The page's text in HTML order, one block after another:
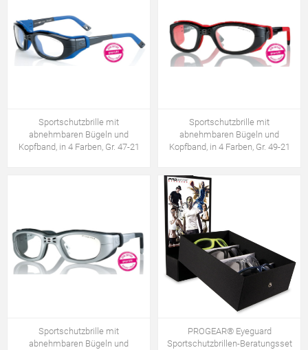
Sportschutzbrille mit
abnehmbaren Bügeln und
Kopfband, in 4 Farben, Gr. 47-21
Sportschutzbrille mit
abnehmbaren Bügeln und
Kopfband, in 4 Farben, Gr. 49-21
Sportschutzbrille mit
abnehmbaren Bügeln und
PROGEAR® Eyeguard
Sportschutzbrillen-Beratungsset